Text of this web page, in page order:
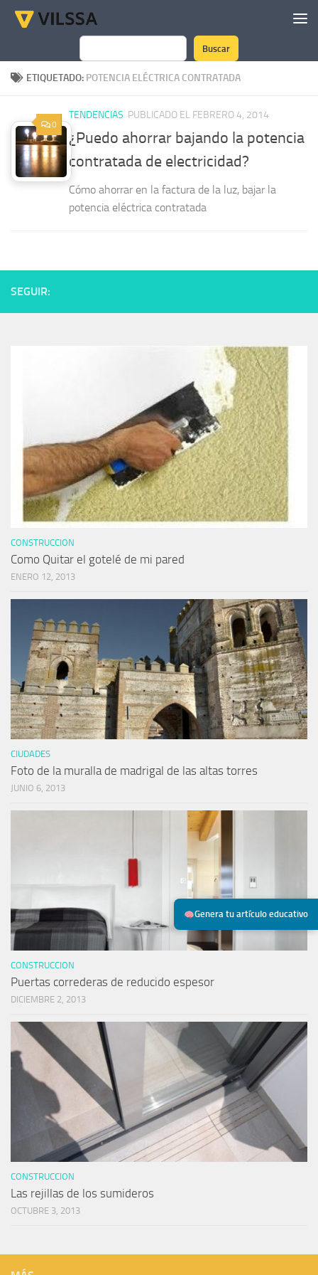
Genera tu artículo educativo
Saltar al contenido
Buscar
Buscar
ETIQUETADO: POTENCIA ELÉCTRICA CONTRATADA
0
TENDENCIAS PUBLICADO EL FEBRERO 4, 2014
¿Puedo ahorrar bajando la potencia
contratada de electricidad?
Cómo ahorrar en la factura de la luz, bajar la
potencia eléctrica contratada
SEGUIR:
CONSTRUCCION
Como Quitar el gotelé de mi pared
ENERO 12, 2013
CIUDADES
Foto de la muralla de madrigal de las altas torres
JUNIO 6, 2013
CONSTRUCCION
Puertas correderas de reducido espesor
DICIEMBRE 2, 2013
CONSTRUCCION
Las rejillas de los sumideros
OCTUBRE 3, 2013